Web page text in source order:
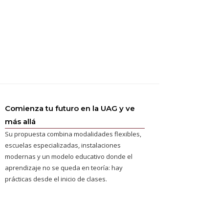
Comienza tu futuro en la UAG y ve
más allá
Su propuesta combina modalidades flexibles,
escuelas especializadas, instalaciones
modernas y un modelo educativo donde el
aprendizaje no se queda en teoría: hay
prácticas desde el inicio de clases.